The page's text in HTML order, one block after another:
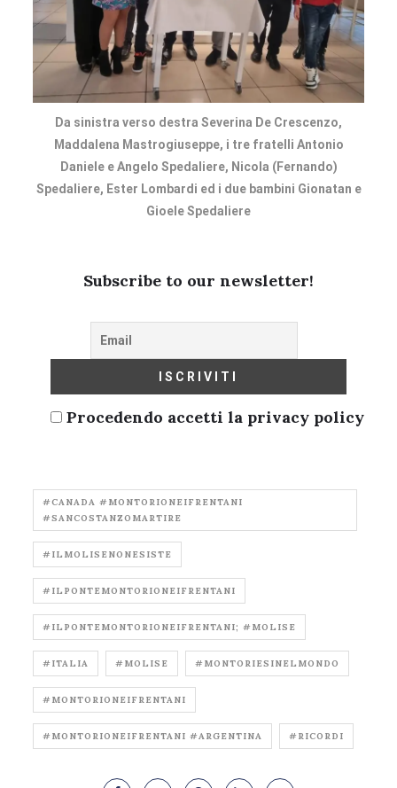
Da sinistra verso destra Severina De Crescenzo,
Maddalena Mastrogiuseppe, i tre fratelli Antonio
Daniele e Angelo Spedaliere, Nicola (Fernando)
Spedaliere, Ester Lombardi ed i due bambini Gionatan e
Gioele Spedaliere
Subscribe to our newsletter!
Procedendo accetti la privacy policy
#CANADA #MONTORIONEIFRENTANI
#SANCOSTANZOMARTIRE
#ILMOLISENONESISTE
#ILPONTEMONTORIONEIFRENTANI
#ILPONTEMONTORIONEIFRENTANI; #MOLISE
#ITALIA #MOLISE #MONTORIESINELMONDO
#MONTORIONEIFRENTANI
#MONTORIONEIFRENTANI #ARGENTINA #RICORDI